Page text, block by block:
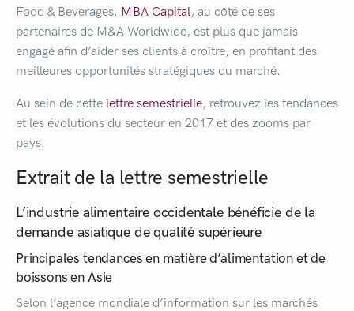
Food & Beverages. MBA Capital, au côté de ses
partenaires de M&A Worldwide, est plus que jamais
engagé afin d’aider ses clients à croître, en profitant des
meilleures opportunités stratégiques du marché.
Au sein de cette lettre semestrielle, retrouvez les tendances
et les évolutions du secteur en 2017 et des zooms par
pays.
Extrait de la lettre semestrielle
L’industrie alimentaire occidentale bénéficie de la
demande asiatique de qualité supérieure
Principales tendances en matière d’alimentation et de
boissons en Asie
Selon l’agence mondiale d’information sur les marchés